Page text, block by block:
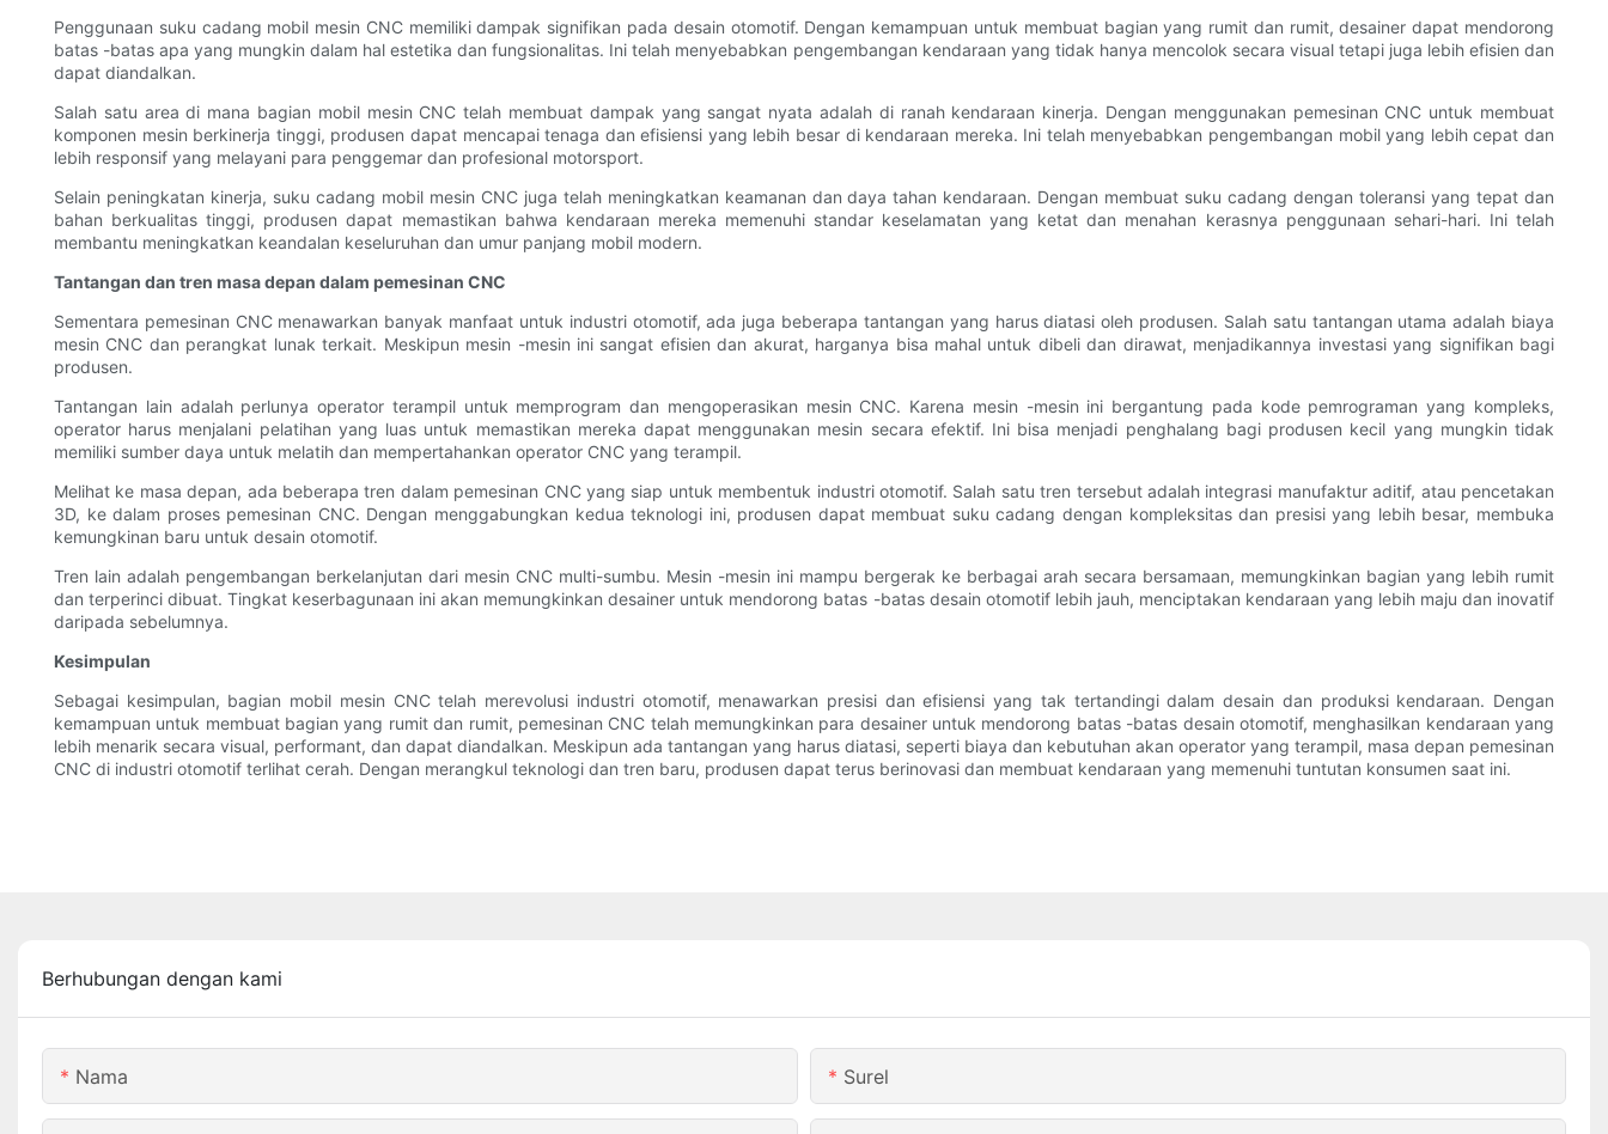
Penggunaan suku cadang mobil mesin CNC memiliki dampak signifikan pada desain otomotif. Dengan kemampuan untuk membuat bagian yang rumit dan rumit, desainer dapat mendorong
batas -batas apa yang mungkin dalam hal estetika dan fungsionalitas. Ini telah menyebabkan pengembangan kendaraan yang tidak hanya mencolok secara visual tetapi juga lebih efisien dan
dapat diandalkan.
Salah satu area di mana bagian mobil mesin CNC telah membuat dampak yang sangat nyata adalah di ranah kendaraan kinerja. Dengan menggunakan pemesinan CNC untuk membuat
komponen mesin berkinerja tinggi, produsen dapat mencapai tenaga dan efisiensi yang lebih besar di kendaraan mereka. Ini telah menyebabkan pengembangan mobil yang lebih cepat dan
lebih responsif yang melayani para penggemar dan profesional motorsport.
Selain peningkatan kinerja, suku cadang mobil mesin CNC juga telah meningkatkan keamanan dan daya tahan kendaraan. Dengan membuat suku cadang dengan toleransi yang tepat dan
bahan berkualitas tinggi, produsen dapat memastikan bahwa kendaraan mereka memenuhi standar keselamatan yang ketat dan menahan kerasnya penggunaan sehari-hari. Ini telah
membantu meningkatkan keandalan keseluruhan dan umur panjang mobil modern.
Tantangan dan tren masa depan dalam pemesinan CNC
Sementara pemesinan CNC menawarkan banyak manfaat untuk industri otomotif, ada juga beberapa tantangan yang harus diatasi oleh produsen. Salah satu tantangan utama adalah biaya
mesin CNC dan perangkat lunak terkait. Meskipun mesin -mesin ini sangat efisien dan akurat, harganya bisa mahal untuk dibeli dan dirawat, menjadikannya investasi yang signifikan bagi
produsen.
Tantangan lain adalah perlunya operator terampil untuk memprogram dan mengoperasikan mesin CNC. Karena mesin -mesin ini bergantung pada kode pemrograman yang kompleks,
operator harus menjalani pelatihan yang luas untuk memastikan mereka dapat menggunakan mesin secara efektif. Ini bisa menjadi penghalang bagi produsen kecil yang mungkin tidak
memiliki sumber daya untuk melatih dan mempertahankan operator CNC yang terampil.
Melihat ke masa depan, ada beberapa tren dalam pemesinan CNC yang siap untuk membentuk industri otomotif. Salah satu tren tersebut adalah integrasi manufaktur aditif, atau pencetakan
3D, ke dalam proses pemesinan CNC. Dengan menggabungkan kedua teknologi ini, produsen dapat membuat suku cadang dengan kompleksitas dan presisi yang lebih besar, membuka
kemungkinan baru untuk desain otomotif.
Tren lain adalah pengembangan berkelanjutan dari mesin CNC multi-sumbu. Mesin -mesin ini mampu bergerak ke berbagai arah secara bersamaan, memungkinkan bagian yang lebih rumit
dan terperinci dibuat. Tingkat keserbagunaan ini akan memungkinkan desainer untuk mendorong batas -batas desain otomotif lebih jauh, menciptakan kendaraan yang lebih maju dan inovatif
daripada sebelumnya.
Kesimpulan
Sebagai kesimpulan, bagian mobil mesin CNC telah merevolusi industri otomotif, menawarkan presisi dan efisiensi yang tak tertandingi dalam desain dan produksi kendaraan. Dengan
kemampuan untuk membuat bagian yang rumit dan rumit, pemesinan CNC telah memungkinkan para desainer untuk mendorong batas -batas desain otomotif, menghasilkan kendaraan yang
lebih menarik secara visual, performant, dan dapat diandalkan. Meskipun ada tantangan yang harus diatasi, seperti biaya dan kebutuhan akan operator yang terampil, masa depan pemesinan
CNC di industri otomotif terlihat cerah. Dengan merangkul teknologi dan tren baru, produsen dapat terus berinovasi dan membuat kendaraan yang memenuhi tuntutan konsumen saat ini.
Berhubungan dengan kami
Nama Surel